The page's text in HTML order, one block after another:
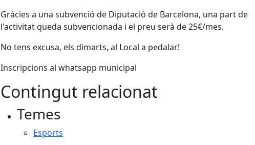
Gràcies a una subvenció de Diputació de Barcelona, una part de
l'activitat queda subvencionada i el preu serà de 25€/mes.
No tens excusa, els dimarts, al Local a pedalar!
Inscripcions al whatsapp municipal
Contingut relacionat
Temes
Esports